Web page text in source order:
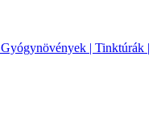
| Tinktúrák |